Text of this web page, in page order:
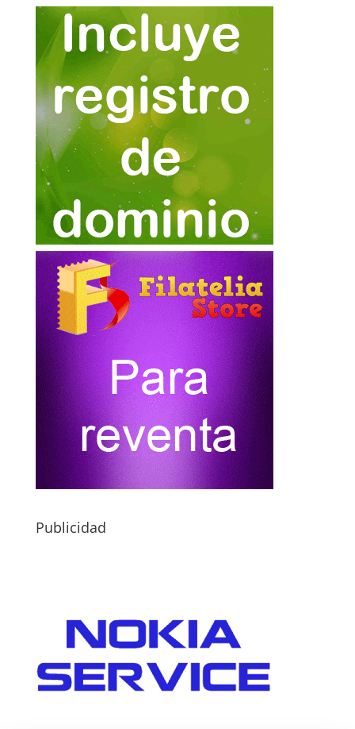
Publicidad